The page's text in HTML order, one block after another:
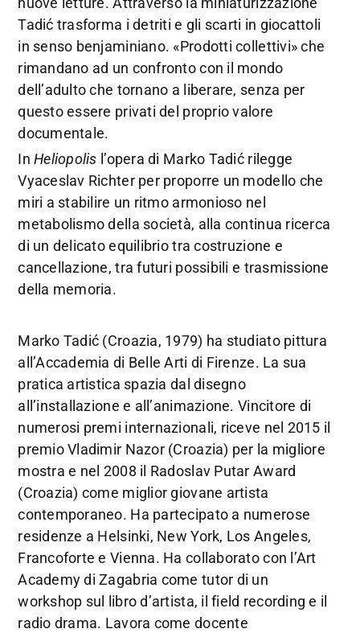
Tadić trasforma i detriti e gli scarti in giocattoli
in senso benjaminiano. «Prodotti collettivi» che
rimandano ad un confronto con il mondo
dell’adulto che tornano a liberare, senza per
questo essere privati del proprio valore
documentale.
InHeliopolis l’opera di Marko Tadić rilegge
Vyaceslav Richter per proporre un modello che
miri a stabilire un ritmo armonioso nel
metabolismo della società, alla continua ricerca
di un delicato equilibrio tra costruzione e
cancellazione, tra futuri possibili e trasmissione
della memoria.
Marko Tadić (Croazia, 1979) ha studiato pittura
all’Accademia di Belle Arti di Firenze. La sua
pratica artistica spazia dal disegno
all’installazione e all’animazione. Vincitore di
numerosi premi internazionali, riceve nel 2015 il
premio Vladimir Nazor (Croazia) per la migliore
mostra e nel 2008 il Radoslav Putar Award
(Croazia) come miglior giovane artista
contemporaneo. Ha partecipato a numerose
residenze a Helsinki, New York, Los Angeles,
Francoforte e Vienna. Ha collaborato con l’Art
Academy di Zagabria come tutor di un
workshop sul libro d’artista, il field recording e il
radio drama. Lavora come docente